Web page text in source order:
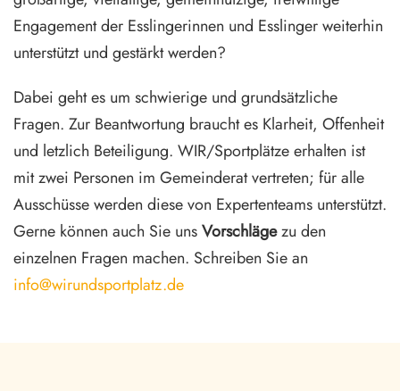
Engagement der Esslingerinnen und Esslinger weiterhin
unterstützt und gestärkt werden?
Dabei geht es um schwierige und grundsätzliche
Fragen. Zur Beantwortung braucht es Klarheit, Offenheit
und letzlich Beteiligung. WIR/Sportplätze erhalten ist
mit zwei Personen im Gemeinderat vertreten; für alle
Ausschüsse werden diese von Expertenteams unterstützt.
Gerne können auch Sie unsVorschlägezu den
einzelnen Fragen machen. Schreiben Sie an
info@wirundsportplatz.de